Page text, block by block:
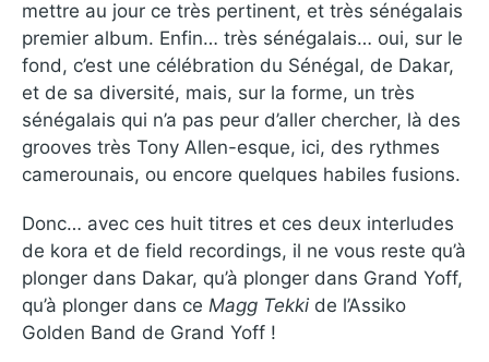
mettre au jour ce très pertinent, et très sénégalais
premier album. Enfin… très sénégalais… oui, sur le
fond, c’est une célébration du Sénégal, de Dakar,
et de sa diversité, mais, sur la forme, un très
sénégalais qui n’a pas peur d’aller chercher, là des
grooves très Tony Allen-esque, ici, des rythmes
camerounais, ou encore quelques habiles fusions.
Donc… avec ces huit titres et ces deux interludes
de kora et de field recordings, il ne vous reste qu’à
plonger dans Dakar, qu’à plonger dans Grand Yoff,
qu’à plonger dans ce Magg Tekki de l’Assiko
Golden Band de Grand Yoff !